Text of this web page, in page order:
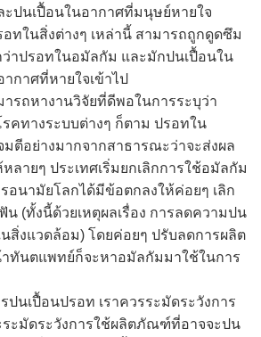
ะปนเปื้อนในอากาศที่มนุษย์หายใจ
อทในสิ่งต่างๆ เหล่านี้ สามารถถูกดูดซึม
ว่าปรอทในอมัลกัม และมักปนเปื้อนใน
กาศที่หายใจเข้าไป
หางานวิจัยที่ดีพอในการระบุว่า
คทางระบบต่างๆ ก็ตาม ปรอทใน
ตีอย่างมากจากสาธารณะว่าจะส่งผล
ลายๆ ประเทศเริ่มยกเลิกการใช้อมัลกัม
อนามัยโลกได้มีข้อตกลงให้ค่อยๆ เลิก
(ทั้งนี้ด้วยเหตุผลเรื่อง การลดความปน
สิ่งแวดล้อม) โดยค่อยๆ ปรับลดการผลิต
ทันตแพทย์ก็จะหาอมัลกัมมาใช้ในการ
เปื้อนปรอท เราควรระมัดระวังการ
ระมัดระวังการใช้ผลิตภัณฑ์ที่อาจจะปน